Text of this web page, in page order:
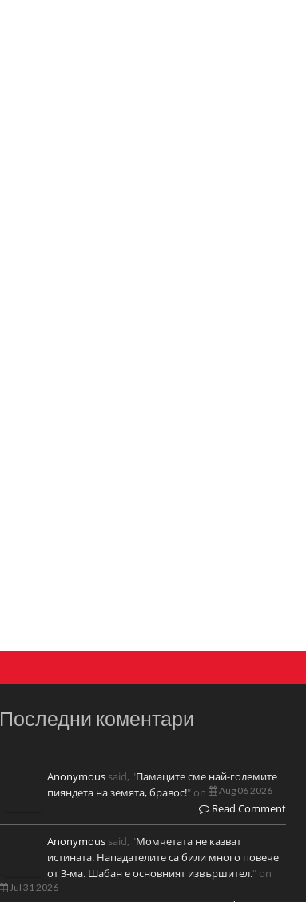
Последни коментари
Anonymous said, "Памаците сме най-големите
пияндета на земята, бравос!" on Aug 06 2026
Read Comment
Anonymous said, "Момчетата не казват
истината. Нападателите са били много повече
от 3-ма. Шабан е основният извършител." on
Jul 31 2026